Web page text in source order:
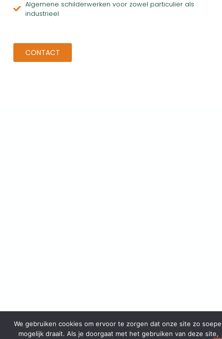
Algemene schilderwerken voor zowel particulier als
industrieel
CONTACT
We gebruiken cookies om ervoor te zorgen dat onze site zo
mogelijk draait. Als je doorgaat met het gebruiken van deze site,